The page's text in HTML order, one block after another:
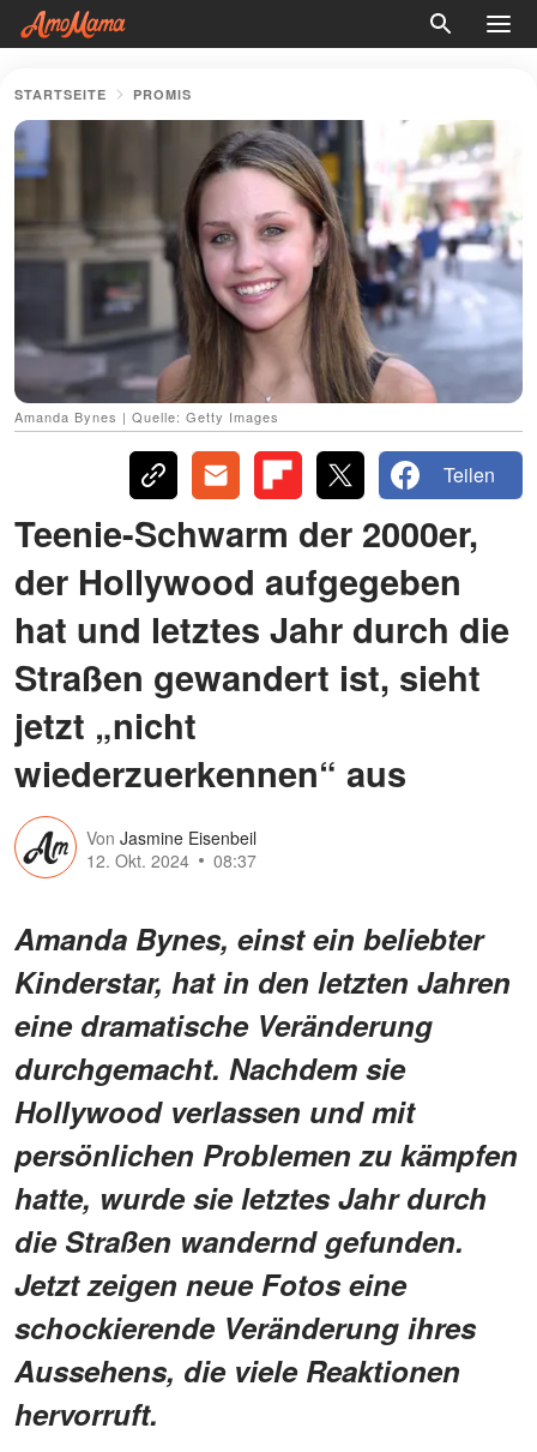
STARTSEITE PROMIS
Amanda Bynes | Quelle: Getty Images
Teilen
Teenie-Schwarm der 2000er,
der Hollywood aufgegeben
hat und letztes Jahr durch die
Straßen gewandert ist, sieht
jetzt „nicht
wiederzuerkennen“ aus
Von Jasmine Eisenbeil
12. Okt. 2024
08:37
Amanda Bynes, einst ein beliebter
Kinderstar, hat in den letzten Jahren
eine dramatische Veränderung
durchgemacht. Nachdem sie
Hollywood verlassen und mit
persönlichen Problemen zu kämpfen
hatte, wurde sie letztes Jahr durch
die Straßen wandernd gefunden.
Jetzt zeigen neue Fotos eine
schockierende Veränderung ihres
Aussehens, die viele Reaktionen
hervorruft.